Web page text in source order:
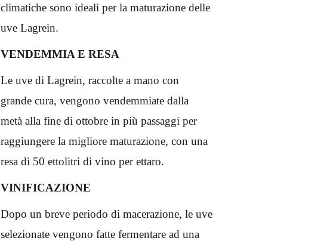
climatiche sono ideali per la maturazione delle
uve Lagrein.
VENDEMMIA E RESA
Le uve di Lagrein, raccolte a mano con
grande cura, vengono vendemmiate dalla
metà alla fine di ottobre in più passaggi per
raggiungere la migliore maturazione, con una
resa di 50 ettolitri di vino per ettaro.
VINIFICAZIONE
Dopo un breve periodo di macerazione, le uve
selezionate vengono fatte fermentare ad una